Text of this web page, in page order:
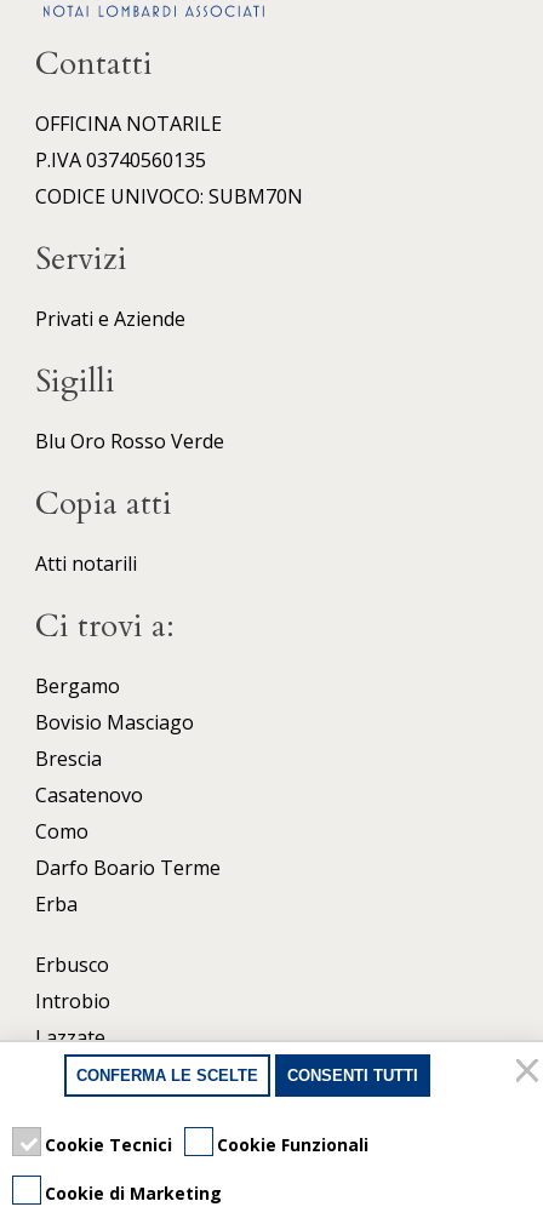
Contatti
OFFICINA NOTARILE
P.IVA 03740560135
CODICE UNIVOCO: SUBM70N
Servizi
Privati e Aziende
Sigilli
Blu Oro Rosso Verde
Copia atti
Atti notarili
Ci trovi a:
Bergamo
Bovisio Masciago
Brescia
Casatenovo
Como
Darfo Boario Terme
Erba
Erbusco
Introbio
Lazzate
Lecco
Porlezza
Uboldo
CONFERMA LE SCELTE CONSENTI TUTTI
Cookie Tecnici Cookie Funzionali
Cookie di Marketing